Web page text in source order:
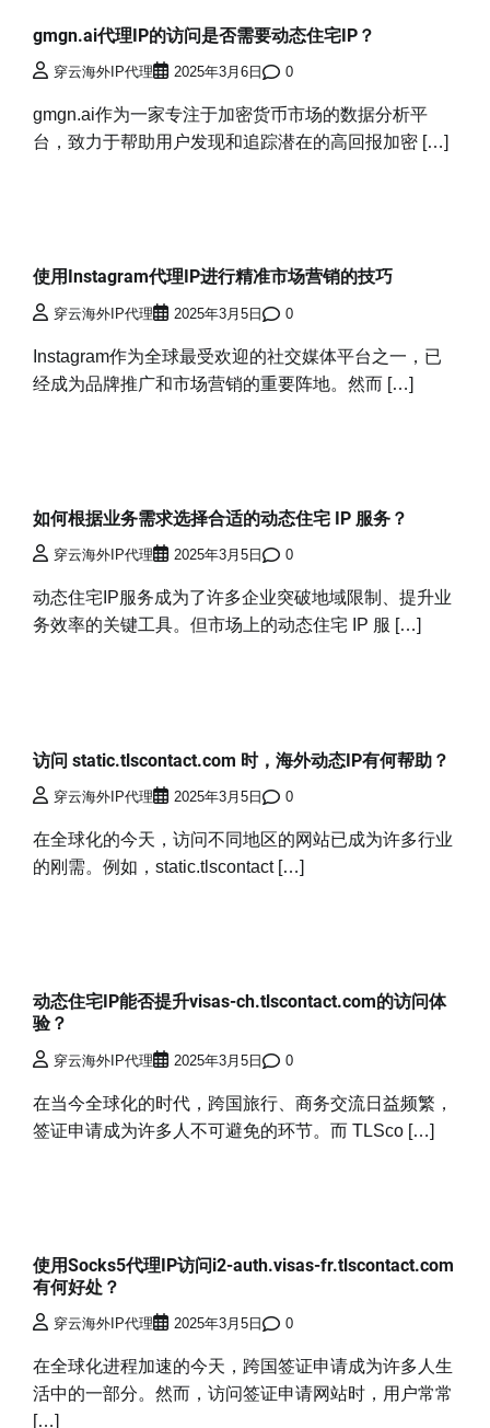
gmgn.ai代理IP的访问是否需要动态住宅IP？
穿云海外IP代理 2025年3月6日 0
gmgn.ai作为一家专注于加密货币市场的数据分析平
台，致力于帮助用户发现和追踪潜在的高回报加密 […]
使用Instagram代理IP进行精准市场营销的技巧
穿云海外IP代理 2025年3月5日 0
Instagram作为全球最受欢迎的社交媒体平台之一，已
经成为品牌推广和市场营销的重要阵地。然而 […]
如何根据业务需求选择合适的动态住宅 IP 服务？
穿云海外IP代理 2025年3月5日 0
动态住宅IP服务成为了许多企业突破地域限制、提升业
务效率的关键工具。但市场上的动态住宅 IP 服 […]
访问 static.tlscontact.com 时，海外动态IP有何帮助？
穿云海外IP代理 2025年3月5日 0
在全球化的今天，访问不同地区的网站已成为许多行业
的刚需。例如，static.tlscontact […]
动态住宅IP能否提升visas-ch.tlscontact.com的访问体
验？
穿云海外IP代理 2025年3月5日 0
在当今全球化的时代，跨国旅行、商务交流日益频繁，
签证申请成为许多人不可避免的环节。而 TLSco […]
使用Socks5代理IP访问i2-auth.visas-fr.tlscontact.com
有何好处？
穿云海外IP代理 2025年3月5日 0
在全球化进程加速的今天，跨国签证申请成为许多人生
活中的一部分。然而，访问签证申请网站时，用户常常
[…]